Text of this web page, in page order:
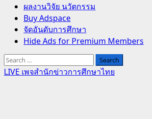
ผลงานวิจัย นวัตกรรม
Buy Adspace
จัดอันดับการศึกษา
Hide Ads for Premium Members
Search
for:
LIVE เพจสำนักข่าวการศึกษาไทย